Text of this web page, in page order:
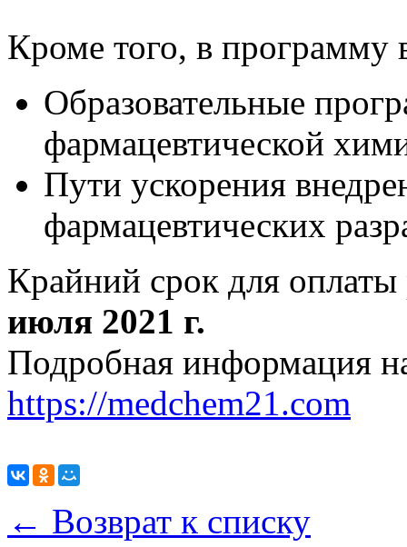
Кроме того, в программу
Образовательные
фармацевтической
Пути ускорения
фармацевтических
Крайний срок для
июля 2021 г.
Подробная информация
https://medchem21.com
← Возврат к списку